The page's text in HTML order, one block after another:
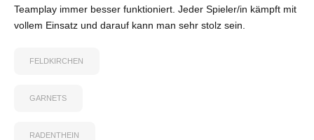
Teamplay immer besser funktioniert. Jeder Spieler/in kämpft mit
vollem Einsatz und darauf kann man sehr stolz sein.
FELDKIRCHEN
GARNETS
RADENTHEIN